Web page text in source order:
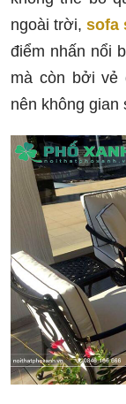
ngoài trời,sofa
điểm nhấn nổi
mà còn bởi vẻ
nên không gian